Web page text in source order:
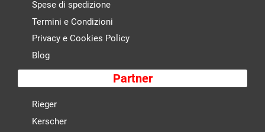
Spese di spedizione
Termini e Condizioni
Privacy e Cookies Policy
Blog
Partner
Rieger
Kerscher